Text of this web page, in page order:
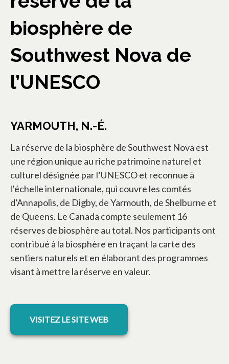
biosphère de
Southwest Nova de
l’UNESCO
YARMOUTH, N.-É.
La réserve de la biosphère de Southwest Nova est
une région unique au riche patrimoine naturel et
culturel désignée par l’UNESCO et reconnue à
l’échelle internationale, qui couvre les comtés
d’Annapolis, de Digby, de Yarmouth, de Shelburne et
de Queens. Le Canada compte seulement 16
réserves de biosphère au total. Nos participants ont
contribué à la biosphère en traçant la carte des
sentiers naturels et en élaborant des programmes
visant à mettre la réserve en valeur.
VISITEZ LE SITE WEB
s’ouvre dans un nouvel onglet